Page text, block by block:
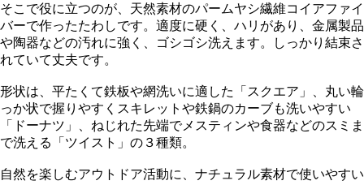
そこで役に立つのが、天然素材のパームヤシ繊維コイアファイ
バーで作ったたわしです。適度に硬く、ハリがあり、金属製品
や陶器などの汚れに強く、ゴシゴシ洗えます。しっかり結束さ
れていて丈夫です。
形状は、平たくて鉄板や網洗いに適した「スクエア」、丸い輪
っか状で握りやすくスキレットや鉄鍋のカーブも洗いやすい
「ドーナツ」、ねじれた先端でメスティンや食器などのスミま
で洗える「ツイスト」の３種類。
自然を楽しむアウトドア活動に、ナチュラル素材で使いやすい